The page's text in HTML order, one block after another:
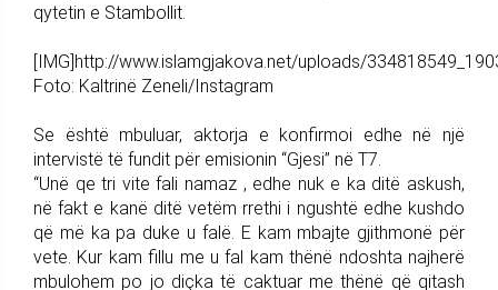
qytetin e Stambollit.
[IMG]http://www.islamgjakova.net/uploads/
Foto: Kaltrinë Zeneli/Instagram
Se është mbuluar, aktorja e konfirmoi edhe në një
intervistë të fundit për emisionin “Gjesi” në T7.
“Unë qe tri vite fali namaz , edhe nuk e ka ditë askush,
në fakt e kanë ditë vetëm rrethi i ngushtë edhe kushdo
që më ka pa duke u falë. E kam mbajte gjithmonë për
vete. Kur kam fillu me u fal kam thënë ndoshta najherë
mbulohem po jo diçka të caktuar me thënë që qitash